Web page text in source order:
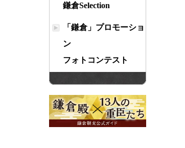
鎌倉Selection
「鎌倉」プロモーショ
ン
フォトコンテスト